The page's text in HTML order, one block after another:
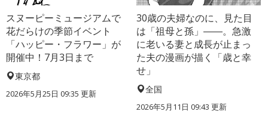
スヌーピーミュージアムで
花だらけの季節イベント
「ハッピー・フラワー」が
開催中！7月3日まで
東京都
2026年5月25日 09:35 更新
30歳の夫婦なのに、見た目
は「祖母と孫」――。急激
に老いる妻と成長が止まっ
た夫の漫画が描く「歳と幸
せ」
全国
2026年5月11日 09:43 更新